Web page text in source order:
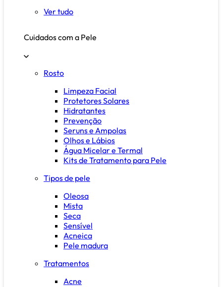
Ver tudo
Cuidados com a Pele
Rosto
Limpeza Facial
Protetores Solares
Hidratantes
Prevenção
Seruns e Ampolas
Olhos e Lábios
Água Micelar e Termal
Kits de Tratamento para Pele
Tipos de pele
Oleosa
Mista
Seca
Sensível
Acneica
Pele madura
Tratamentos
Acne